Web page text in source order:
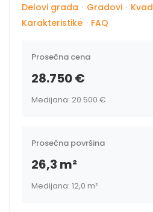
Delovi grada · Gradovi ·
Karakteristike · FAQ
Prosečna cena
28.750 €
Medijana: 20.500 €
Prosečna površina
26,3 m²
Medijana: 12,0 m²